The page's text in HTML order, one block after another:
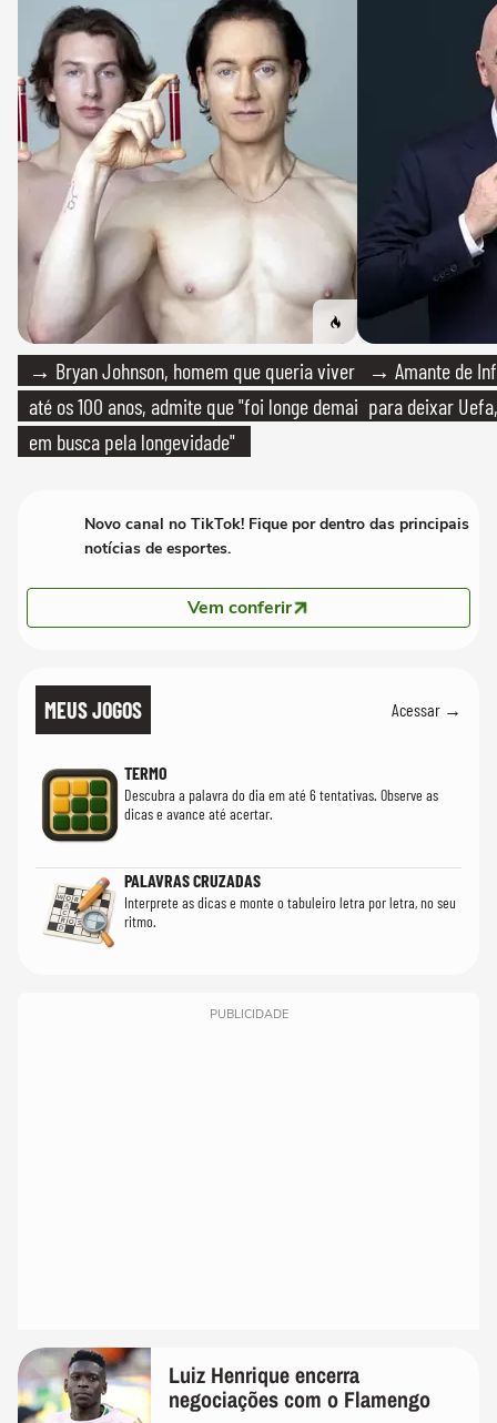
→ Bryan Johnson, homem que queria viver
até os 100 anos, admite que "foi longe demais
em busca pela longevidade"
→ Amante de
para deixar
Novo canal no TikTok! Fique por dentro das principais
notícias de esportes.
Vem conferir
MEUS JOGOS Acessar →
TERMO
Descubra a palavra do dia em até 6 tentativas. Observe as
dicas e avance até acertar.
PALAVRAS CRUZADAS
Interprete as dicas e monte o tabuleiro letra por letra, no seu
ritmo.
PUBLICIDADE
Luiz Henrique encerra
negociações com o Flamengo